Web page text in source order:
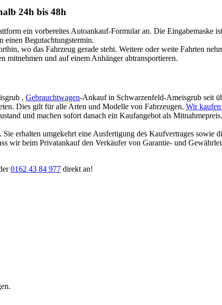
24h bis 48h
ein vorbereites Autoankauf-Formular an. Die Eingabemaske
einen Begutachtungstermin.
wo das Fahrzeug gerade steht. Weitere oder weite Fahrten
mitnehmen und auf einem Anhänger abtransportieren.
, Gebrauchtwagen-Ankauf in Schwarzenfeld-Ameisgrub seit
Dies gilt für alle Arten und Modelle von Fahrzeugen. Wir
und machen sofort danach ein Kaufangebot als
erhalten umgekehrt eine Ausfertigung des Kaufvertrages sowie
wir beim Privatankauf den Verkäufer von Garantie- und
0162 43 84 977 direkt an!